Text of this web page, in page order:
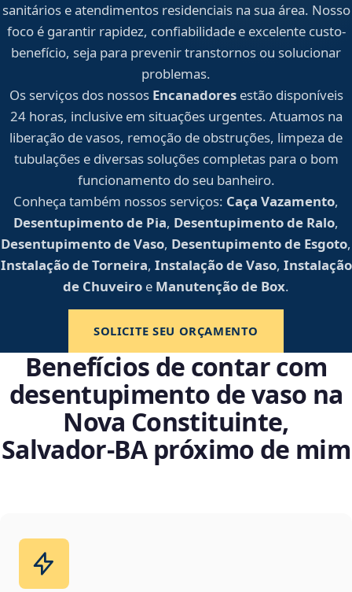
sanitários e atendimentos residenciais na sua área. Nosso
foco é garantir rapidez, confiabilidade e excelente custo-
benefício, seja para prevenir transtornos ou solucionar
problemas.
Os serviços dos nossos Encanadoresestão disponíveis
24 horas, inclusive em situações urgentes. Atuamos na
liberação de vasos, remoção de obstruções, limpeza de
tubulações e diversas soluções completas para o bom
funcionamento do seu banheiro.
Conheça também nossos serviços: Caça Vazamento,
Desentupimento de Pia, Desentupimento de Ralo,
Desentupimento de Vaso, Desentupimento de Esgoto,
Instalação de Torneira, Instalação de Vaso, Instalação
de Chuveiro e Manutenção de Box.
SOLICITE SEU ORÇAMENTO
Benefícios de contar com
desentupimento de vaso na
Nova Constituinte,
Salvador‑BA próximo de mim